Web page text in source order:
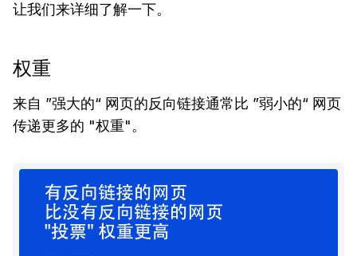
让我们来详细了解一下。
权重
来自 ”强大的“ 网页的反向链接通常比 ”弱小的“ 网页
传递更多的 "权重"。